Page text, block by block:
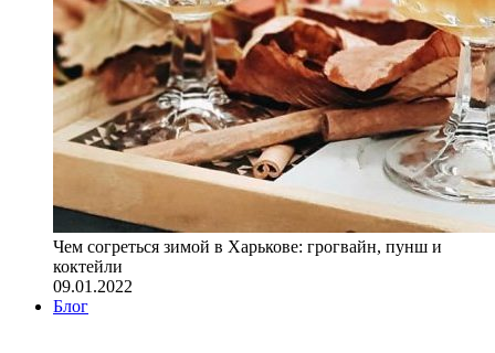
Чем согреться зимой в Харькове: грогвайн, пунш и
коктейли
09.01.2022
Блог